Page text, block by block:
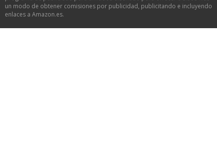
un modo de obtener comisiones por publicidad, publicitando e incluyendo
enlaces a Amazon.es.